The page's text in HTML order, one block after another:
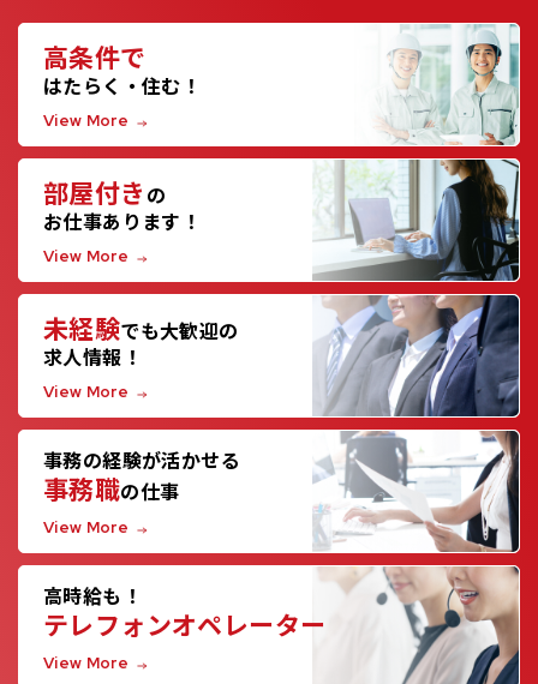
高条件で
はたらく・住む！
View More
部屋付き の
お仕事あります！
View More
未経験でも大歓迎の
求人情報！
View More
事務の経験が活かせる
事務職の仕事
View More
高時給も！
テレフォンオペレーター
View More